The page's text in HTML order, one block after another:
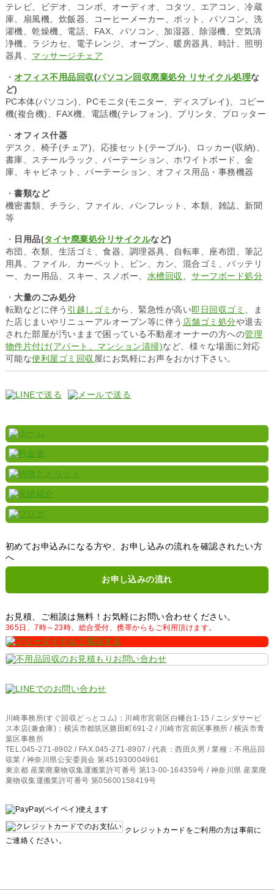
テレビ、ビデオ、コンポ、オーディオ、コタツ、エアコン、冷蔵
庫、扇風機、炊飯器、コーヒーメーカー、ポット、パソコン、洗
濯機、乾燥機、電話、FAX、パソコン、加湿器、除湿機、空気清
浄機、ラジカセ、電子レンジ、オーブン、暖房器具、時計、照明
器具、 マッサージチェア
・オフィス不用品回収(パソコン回収廃棄処分 リサイクル処理な
ど)
PC本体(パソコン)、PCモニタ(モニター、ディスプレイ)、コピー
機(複合機)、FAX機、電話機(テレフォン)、プリンタ、プロッター
・ オフィス什器
デスク、椅子(チェア)、応接セット(テーブル)、ロッカー(収納)、
書庫、スチールラック、パーテーション、ホワイトボード、金
庫、キャビネット、パーテーション、オフィス用品・事務機器
・書類など
機密書類、チラシ、ファイル、パンフレット、本類、雑誌、新聞
等
・ 日用品(タイヤ廃棄処分リサイクルなど)
布団、衣類、生活ゴミ、食器、調理器具、自転車、座布団、筆記
用具、ファイル、カーペット、ビン、カン、混合ゴミ、バッテリ
ー、カー用品、スキー、スノボー、 水槽回収 、サーフボード処分
・ 大量のごみ処分
転勤などに伴う 引越しゴミ から、緊急性が高い即日回収ゴミ
、ま
た店じまいやリニューアルオープン等に伴う 店舗ゴミ処分や退去
された部屋が汚いままで困っている不動産オーナーの方への管理
物件片付け(アパート、マンション清掃)など、様々な場面に対応
可能な便利屋ゴミ回収 屋にお気軽にお声をおかけ下さい。
初めてお申込みになる方や、お申し込みの流れを確認されたい方
へ
お申し込みの流れ
お見積、ご相談は無料！お気軽にお問い合わせください。
365日、7時～23時、総合受付、携帯からもご利用頂けます。
川崎事務所(すぐ回収どっとコム)：川崎市宮前区白幡台1-15 / ニシダサービ
ス本店(兼倉庫)：横浜市都筑区勝田町691-2 / 川崎市宮前区事務所 / 横浜市青
葉区事務所
TEL.045-271-8902 / FAX.045-271-8907 / 代表：西田久男 / 業種：不用品回
収業 / 神奈川県公安委員会 第451930004961
東京都 産業廃棄物収集運搬業許可番号 第13-00-164359号 / 神奈川県 産業廃
棄物収集運搬業許可番号 第05600158419号
クレジットカードをご利用の方は事前に
ご連絡ください。